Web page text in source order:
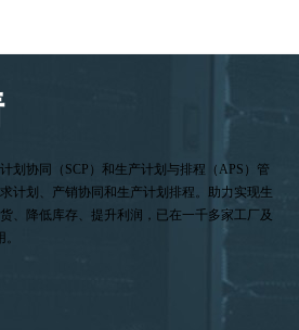
划协同（SCP）和生产计划与排程（APS）管
计划、产销协同和生产计划排程。助力实现生
、降低库存、提升利润，已在一千多家工厂及